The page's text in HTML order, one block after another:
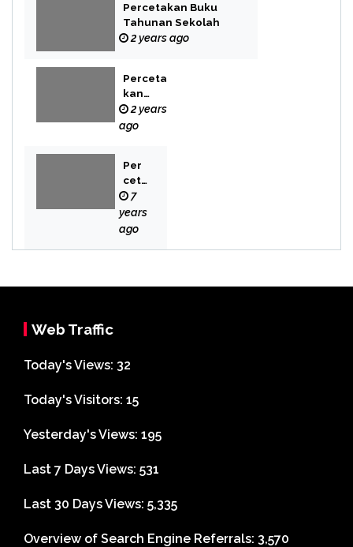
Percetakan Buku
Tahunan Sekolah
2 years ago
Perceta
kan
Buku
Novel
2 years
ago
Per
cet
aka
n
Bek
7
years
ago
Web Traffic
Today's Views: 32
Today's Visitors: 15
Yesterday's Views: 195
Last 7 Days Views: 531
Last 30 Days Views: 5,335
Overview of Search Engine Referrals: 3,570